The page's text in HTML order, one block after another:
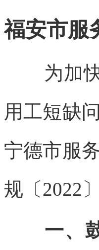
福安市服
为加快
用工短缺
宁德市服
规〔2022
一、